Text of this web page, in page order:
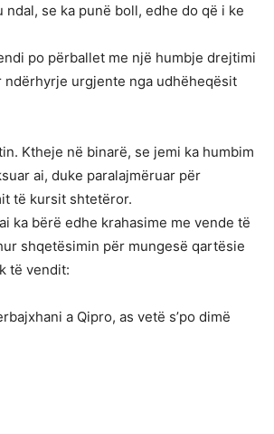
ndal, se ka punë boll, edhe do që i ke
po përballet me një humbje drejtimi
ndërhyrje urgjente nga udhëheqësit
Ktheje në binarë, se jemi ka humbim
ai, duke paralajmëruar për
të kursit shtetëror.
ka bërë edhe krahasime me vende të
shqetësimin për mungesë qartësie
të vendit:
a Qipro, as vetë s’po dimë